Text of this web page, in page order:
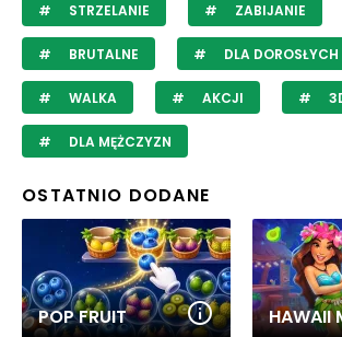
STRZELANIE ZABIJANIE
BRUTALNE DLA DOROSŁYCH
WALKA AKCJI
DLA MĘŻCZYZN
OSTATNIO DODANE
POP FRUIT